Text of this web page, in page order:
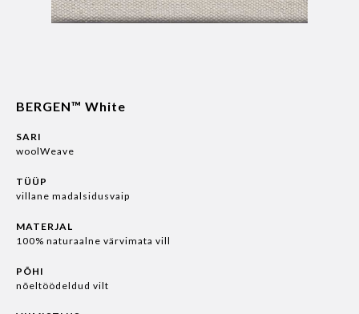
BERGEN™ White
SARI
woolWeave
TÜÜP
villane madalsidusvaip
MATERJAL
100% naturaalne värvimata vill
PÕHI
nõeltöödeldud vilt